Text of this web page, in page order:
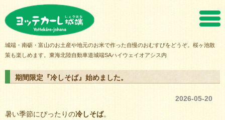
城端・南砺・富山のお土産や地元のお米で作った自慢のおむすびをどうぞ。桜ヶ池散
策も楽しめます。東海北陸自動車道城端SAハイウェイオアシス内
期間限定『冷しそば』始めました。
2026-05-20
暑い季節にぴったりの冷しそば。